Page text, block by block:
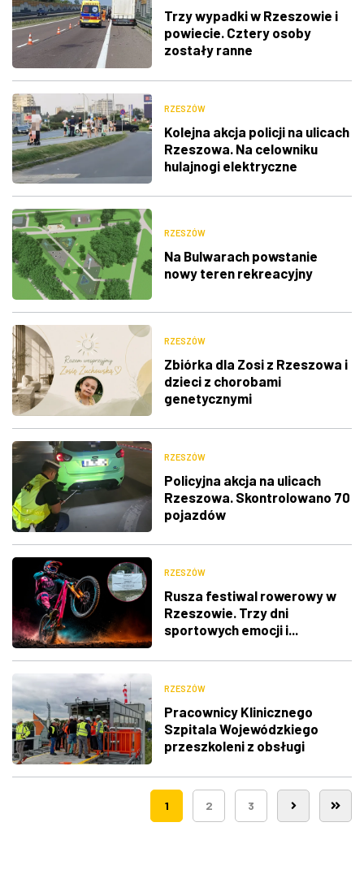
Trzy wypadki w Rzeszowie i
powiecie. Cztery osoby
zostały ranne
RZESZÓW
Kolejna akcja policji na ulicach
Rzeszowa. Na celowniku
hulajnogi elektryczne
RZESZÓW
Na Bulwarach powstanie
nowy teren rekreacyjny
RZESZÓW
Zbiórka dla Zosi z Rzeszowa i
dzieci z chorobami
genetycznymi
RZESZÓW
Policyjna akcja na ulicach
Rzeszowa. Skontrolowano 70
pojazdów
RZESZÓW
Rusza festiwal rowerowy w
Rzeszowie. Trzy dni
sportowych emocji i...
RZESZÓW
Pracownicy Klinicznego
Szpitala Wojewódzkiego
przeszkoleni z obsługi
śmigłowców LPR
1 2 3